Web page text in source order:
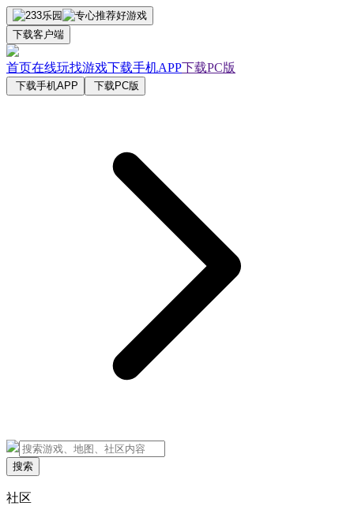
下载客户端
首页在线玩找游戏下载手机APP下载PC版
下载手机APP 下载PC版
搜索
社区